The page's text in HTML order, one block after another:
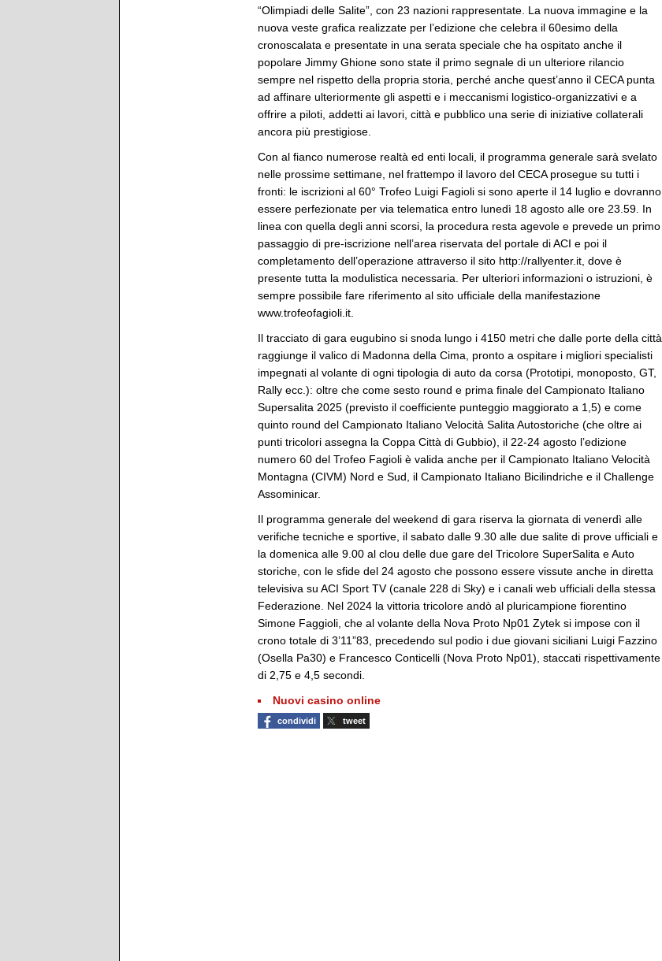
“Olimpiadi delle Salite”, con 23 nazioni rappresentate. La nuova immagine e la
nuova veste grafica realizzate per l’edizione che celebra il 60esimo della
cronoscalata e presentate in una serata speciale che ha ospitato anche il
popolare Jimmy Ghione sono state il primo segnale di un ulteriore rilancio
sempre nel rispetto della propria storia, perché anche quest’anno il CECA punta
ad affinare ulteriormente gli aspetti e i meccanismi logistico-organizzativi e a
offrire a piloti, addetti ai lavori, città e pubblico una serie di iniziative collaterali
ancora più prestigiose.
Con al fianco numerose realtà ed enti locali, il programma generale sarà svelato
nelle prossime settimane, nel frattempo il lavoro del CECA prosegue su tutti i
fronti: le iscrizioni al 60° Trofeo Luigi Fagioli si sono aperte il 14 luglio e dovranno
essere perfezionate per via telematica entro lunedì 18 agosto alle ore 23.59. In
linea con quella degli anni scorsi, la procedura resta agevole e prevede un primo
passaggio di pre-iscrizione nell’area riservata del portale di ACI e poi il
completamento dell’operazione attraverso il sito http://rallyenter.it, dove è
presente tutta la modulistica necessaria. Per ulteriori informazioni o istruzioni, è
sempre possibile fare riferimento al sito ufficiale della manifestazione
www.trofeofagioli.it.
Il tracciato di gara eugubino si snoda lungo i 4150 metri che dalle porte della città
raggiunge il valico di Madonna della Cima, pronto a ospitare i migliori specialisti
impegnati al volante di ogni tipologia di auto da corsa (Prototipi, monoposto, GT,
Rally ecc.): oltre che come sesto round e prima finale del Campionato Italiano
Supersalita 2025 (previsto il coefficiente punteggio maggiorato a 1,5) e come
quinto round del Campionato Italiano Velocità Salita Autostoriche (che oltre ai
punti tricolori assegna la Coppa Città di Gubbio), il 22-24 agosto l’edizione
numero 60 del Trofeo Fagioli è valida anche per il Campionato Italiano Velocità
Montagna (CIVM) Nord e Sud, il Campionato Italiano Bicilindriche e il Challenge
Assominicar.
Il programma generale del weekend di gara riserva la giornata di venerdì alle
verifiche tecniche e sportive, il sabato dalle 9.30 alle due salite di prove ufficiali e
la domenica alle 9.00 al clou delle due gare del Tricolore SuperSalita e Auto
storiche, con le sfide del 24 agosto che possono essere vissute anche in diretta
televisiva su ACI Sport TV (canale 228 di Sky) e i canali web ufficiali della stessa
Federazione. Nel 2024 la vittoria tricolore andò al pluricampione fiorentino
Simone Faggioli, che al volante della Nova Proto Np01 Zytek si impose con il
crono totale di 3’11”83, precedendo sul podio i due giovani siciliani Luigi Fazzino
(Osella Pa30) e Francesco Conticelli (Nova Proto Np01), staccati rispettivamente
di 2,75 e 4,5 secondi.
Nuovi casino online
condividi tweet